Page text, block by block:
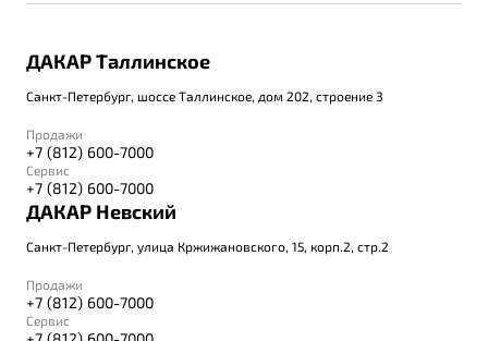
ДАКАР Таллинское
Санкт-Петербург, шоссе Таллинское, дом 202, строение 3
Продажи
+7 (812) 600-7000
Сервис
+7 (812) 600-7000
ДАКАР Невский
Санкт-Петербург, улица Кржижановского, 15, корп.2, стр.2
Продажи
+7 (812) 600-7000
Сервис